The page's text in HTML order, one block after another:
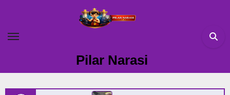
content
Pilar Narasi